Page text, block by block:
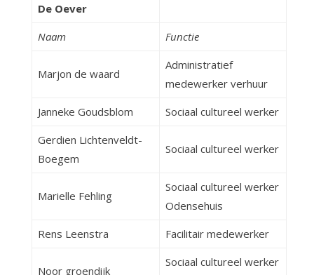
De Oever
Naam
Functie
Marjon de waard
Administratief
medewerker verhuur
Janneke Goudsblom
Sociaal cultureel werker
Gerdien Lichtenveldt-
Boegem
Sociaal cultureel werker
Marielle Fehling
Sociaal cultureel werker
Odensehuis
Rens Leenstra
Facilitair medewerker
Noor groendijk
Sociaal cultureel werker